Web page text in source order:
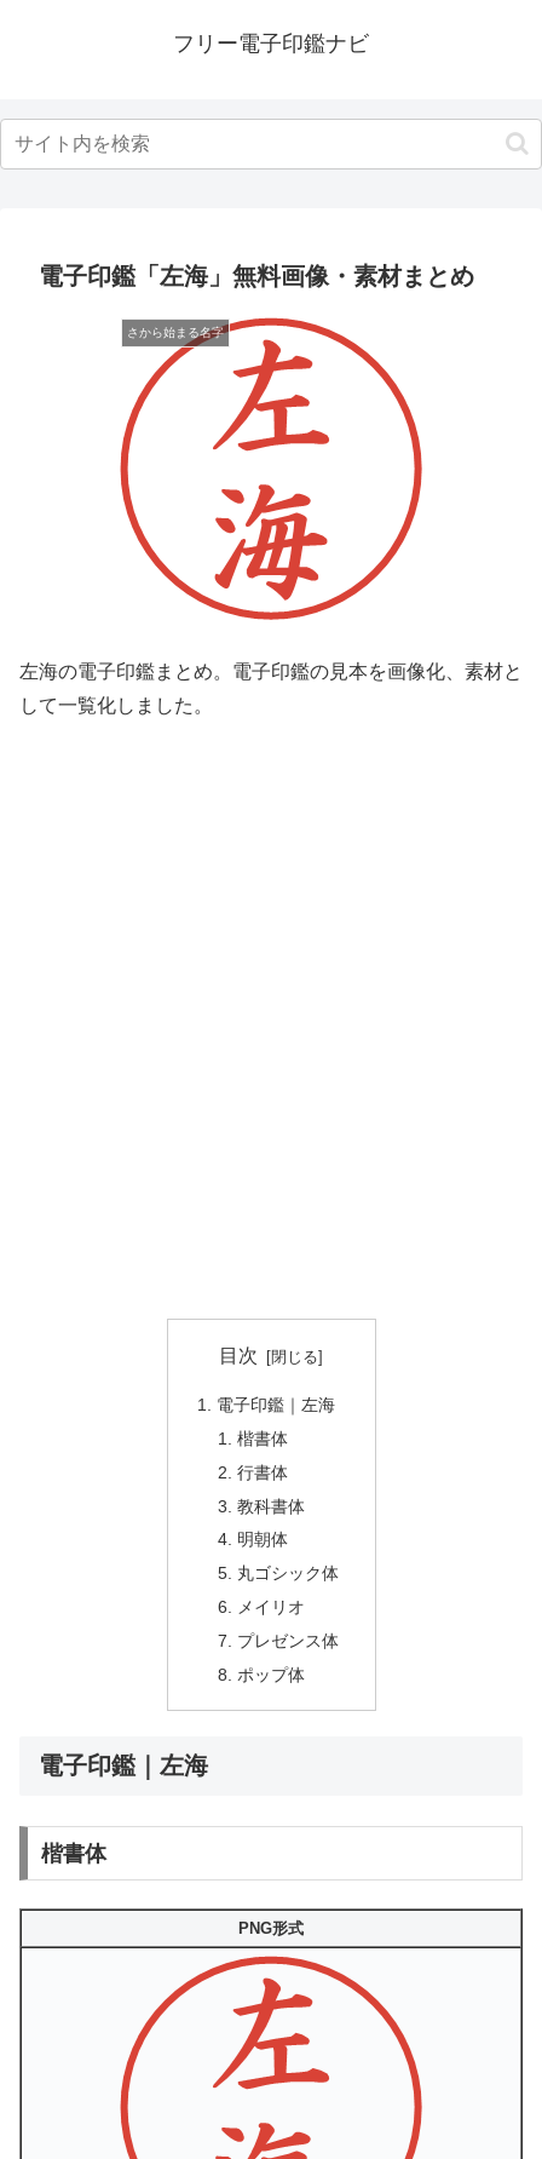
フリー電子印鑑ナビ
電子印鑑「左海」無料画像・素材まとめ
さから始まる名字
左海の電子印鑑まとめ。電子印鑑の見本を画像化、素材と
して一覧化しました。
目次
電子印鑑｜左海
楷書体
行書体
教科書体
明朝体
丸ゴシック体
メイリオ
プレゼンス体
ポップ体
電子印鑑｜左海
楷書体
PNG形式